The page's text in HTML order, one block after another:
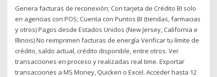
Genera facturas de reconexión; Con tarjeta de Crédito BI solo
en agencias con POS; Cuenta con Puntos BI (tiendas, farmacias
y otros) Pagos desde Estados Unidos (New Jersey, California e
Illinois) No reimprimen facturas de energía Verificar tu límite de
crédito, saldo actual, crédito disponible, entre otros. Ver
transacciones en proceso y realizadas real time. Exportar
transacciones a MS Money, Quicken o Excel. Acceder hasta 12